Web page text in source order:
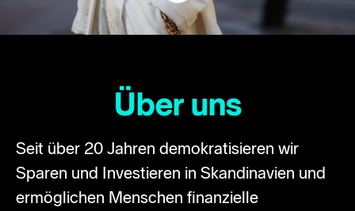
Über uns
Seit über 20 Jahren demokratisieren wir
Sparen und Investieren in Skandinavien und
ermöglichen Menschen finanzielle